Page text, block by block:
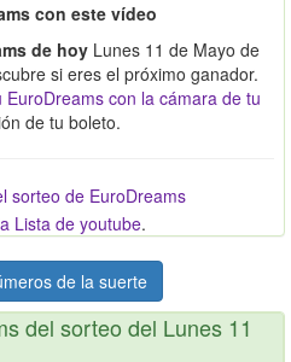
con este vídeo
de hoy Lunes 11 de Mayo de
si eres el próximo ganador.
EuroDreams con la cámara de tu
de tu boleto.
sorteo de EuroDreams
Lista de youtube.
de la suerte
del sorteo del Lunes 11